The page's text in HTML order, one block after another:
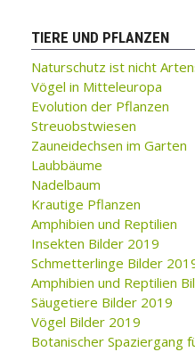
TIERE UND PFLANZEN
Naturschutz ist nicht
Vögel in Mitteleuropa
Evolution der Pflanzen
Streuobstwiesen
Zauneidechsen im Garten
Laubbäume
Nadelbaum
Krautige Pflanzen
Amphibien und Reptilien
Insekten Bilder 2019
Schmetterlinge Bilder
Amphibien und Reptilien
Säugetiere Bilder 2019
Vögel Bilder 2019
Botanischer Spaziergang